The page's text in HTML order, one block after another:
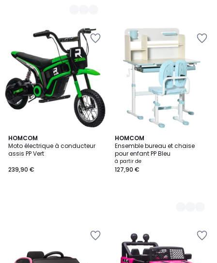
HOMCOM
Moto électrique à conducteur
assis PP Vert
239,90 €
HOMCOM
Ensemble bureau et chaise
pour enfant PP Bleu
à partir de
127,90 €
2
Couleurs